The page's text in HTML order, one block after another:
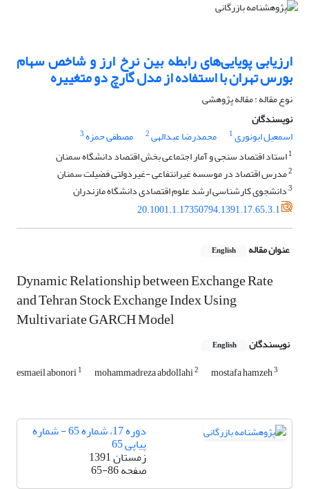
ارزیابی پویایی‌های رابطه بین نرخ ارز و شاخص سهام
بورس تهران با استفاده از مدل گارچ دو متغییره
نوع مقاله : مقاله پژوهشی
نویسندگان
اسمعیل ابونوری1 محمدرضا عبدالهی2 مصطفی حمزه3
1استاد اقتصاد سنجی و آمار اجتماعی بخش اقتصاد دانشگاه سمنان
2مدرس اقتصاد در موسسه غیرانتفاعی -غیردولتی فضیلت سمنان
3دانشجوی کارشناسی ارشد علوم اقتصادی دانشگاه مازندران
20.1001.1.17350794.1391.17.65.3.1
عنوان مقاله English
Dynamic Relationship between Exchange Rate
and Tehran Stock Exchange Index Using
Multivariate GARCH Model
نویسندگان English
esmaeil abonori1 mohammadreza abdollahi2 mostafa hamzeh3
دوره 17، شماره 65 - شماره
پیاپی 65
زمستان 1391
صفحه65-86